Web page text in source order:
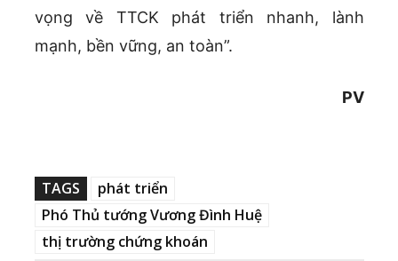
vọng về TTCK phát triển nhanh, lành
mạnh, bền vững, an toàn”.
PV
TAGS
phát triển
Phó Thủ tướng Vương Đình Huệ
thị trường chứng khoán